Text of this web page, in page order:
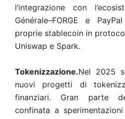
l’integrazione con
Générale–FORGE e
proprie stablecoin in
Uniswap e Spark.
Tokenizzazione.Nel 2025
nuovi progetti di
finanziari. Gran parte
confinata a